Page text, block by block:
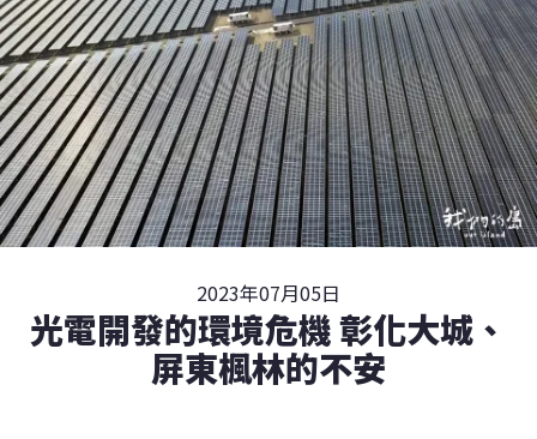
2023年07月05日
光電開發的環境危機 彰化大城、
屏東楓林的不安